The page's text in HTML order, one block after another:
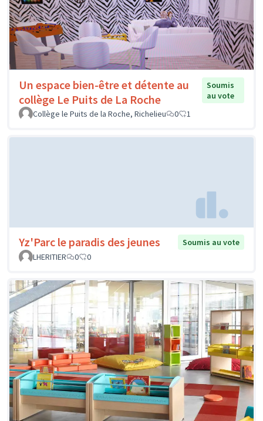
Un espace bien-être et détente au
collège Le Puits de La Roche
Soumis
au vote
Collège le Puits de la Roche, Richelieu
0 1
Yz'Parc le paradis des jeunes
Soumis au vote
LHERITIER
0 0